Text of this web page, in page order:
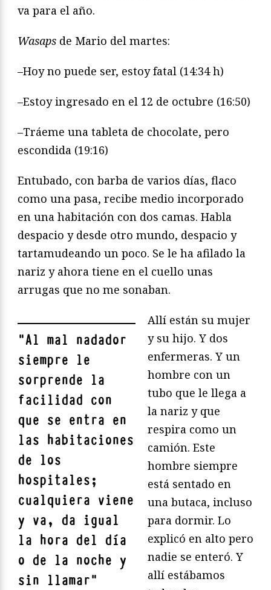
va para el año.
Wasaps de Mario del martes:
–Hoy no puede ser, estoy fatal (14:34 h)
–Estoy ingresado en el 12 de octubre (16:50)
–Tráeme una tableta de chocolate, pero
escondida (19:16)
Entubado, con barba de varios días, flaco
como una pasa, recibe medio incorporado
en una habitación con dos camas. Habla
despacio y desde otro mundo, despacio y
tartamudeando un poco. Se le ha afilado la
nariz y ahora tiene en el cuello unas
arrugas que no me sonaban.
"Al mal nadador
siempre le
sorprende la
facilidad con
que se entra en
las habitaciones
de los
hospitales;
cualquiera viene
y va, da igual
la hora del día
o de la noche y
sin llamar"
Allí están su mujer
y su hijo. Y dos
enfermeras. Y un
hombre con un
tubo que le llega a
la nariz y que
respira como un
camión. Este
hombre siempre
está sentado en
una butaca, incluso
para dormir. Lo
explicó en alto pero
nadie se enteró. Y
allí estábamos